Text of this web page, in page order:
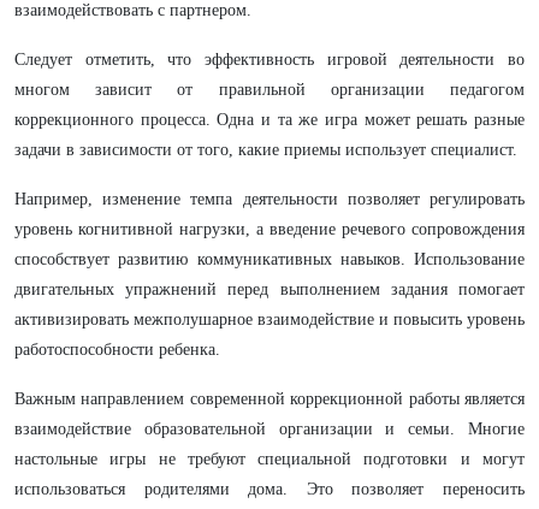
взаимодействовать с партнером.
Следует отметить, что эффективность игровой деятельности во
многом зависит от правильной организации педагогом
коррекционного процесса. Одна и та же игра может решать разные
задачи в зависимости от того, какие приемы использует специалист.
Например, изменение темпа деятельности позволяет регулировать
уровень когнитивной нагрузки, а введение речевого сопровождения
способствует развитию коммуникативных навыков. Использование
двигательных упражнений перед выполнением задания помогает
активизировать межполушарное взаимодействие и повысить уровень
работоспособности ребенка.
Важным направлением современной коррекционной работы является
взаимодействие образовательной организации и семьи. Многие
настольные игры не требуют специальной подготовки и могут
использоваться родителями дома. Это позволяет переносить